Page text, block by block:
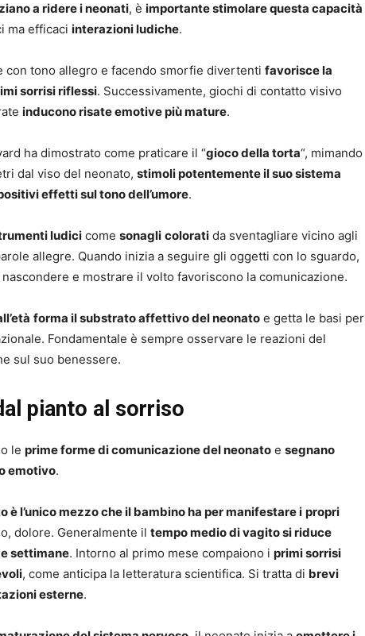
a ridere i neonati, è importante stimolare questa capacità
ma efficaci interazioni ludiche.
con tono allegro e facendo smorfie divertenti favorisce la
sorrisi riflessi. Successivamente, giochi di contatto visivo
inducono risate emotive più mature.
ha dimostrato come praticare il “gioco della torta“, mimando
dal viso del neonato, stimoli potentemente il suo sistema
effetti sul tono dell’umore.
ludici come sonagli colorati da sventagliare vicino agli
allegre. Quando inizia a seguire gli oggetti con lo sguardo,
e mostrare il volto favoriscono la comunicazione.
forma il substrato affettivo del neonato e getta le basi per
Fondamentale è sempre osservare le reazioni del
sul suo benessere.
pianto al sorriso
le prime forme di comunicazione del neonato e segnano
emotivo.
è l’unico mezzo che il bambino ha per manifestare i propri
dolore. Generalmente il tempo medio di vagito si riduce
settimane. Intorno al primo mese compaiono i primi sorrisi
, come anticipa la letteratura scientifica. Si tratta di brevi
esterne.